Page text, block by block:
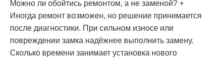
Можно ли обойтись ремонтом, а не заменой? +
Иногда ремонт возможен, но решение принимается
после диагностики. При сильном износе или
повреждении замка надёжнее выполнить замену.
Сколько времени занимает установка нового